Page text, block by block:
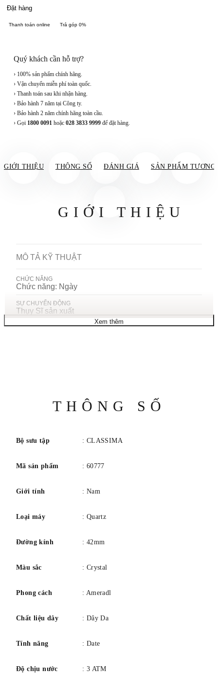
Đặt hàng
Thanh toán online Trả góp 0%
Quý khách cần hỗ trợ?
› 100% sản phẩm chính hãng.
› Vận chuyển miễn phí toàn quốc.
› Thanh toán sau khi nhận hàng.
› Bảo hành 7 năm tại Công ty.
› Bảo hành 2 năm chính hãng toàn cầu.
› Gọi 1800 0091 hoặc 028 3833 9999 để đặt hàng.
GIỚI THIỆU THÔNG SỐ ĐÁNH GIÁ SẢN PHẨM TƯƠNG
GIỚI THIỆU
MÔ TẢ KỸ THUẬT
CHỨC NĂNG
Chức năng: Ngày
SỰ CHUYỂN ĐỘNG
Thụy Sĩ sản xuất
Ký hiệu bộ máy: Thạch anh
Chữ số: Chữ số La Mã, chữ số mạ vàng, chữ số đính
Chỉ số: Gilt
VÒNG ĐEO TAY
Xem thêm
THÔNG SỐ
Bộ sưu tập : CLASSIMA
Mã sản phẩm : 60777
Giới tính : Nam
Loại máy : Quartz
Đường kính : 42mm
Màu sắc : Crystal
Phong cách : Ameradl
Chất liệu dây : Dây Da
Tính năng : Date
Độ chịu nước : 3 ATM